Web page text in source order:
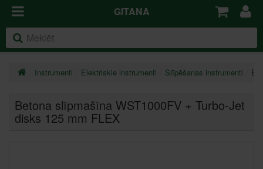
GITANA
Instrumenti Elektriskie instrumenti Slīpēšanas instrumenti
Betona slīpmašīna WST1000FV + Turbo-Jet
disks 125 mm FLEX